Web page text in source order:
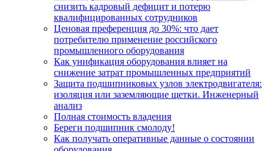
снизить кадровый дефицит и потерю
квалифицированных сотрудников
Ценовая преференция до 30%: что дает
потребителю применение российского
промышленного оборудования
Как унификация оборудования влияет на
снижение затрат промышленных предприятий
Защита подшипниковых узлов электродвигателя:
изоляция или заземляющие щетки. Инженерный
анализ
Полная стоимость владения
Береги подшипник смолоду!
Как получать оперативные данные о состоянии